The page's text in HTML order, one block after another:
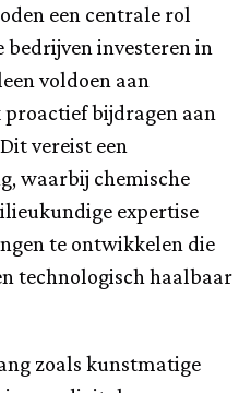
een centrale rol
bedrijven investeren in
voldoen aan
bijdragen aan
vereist een
waarbij chemische
expertise
te ontwikkelen die
technologisch haalbaar
zoals kunstmatige